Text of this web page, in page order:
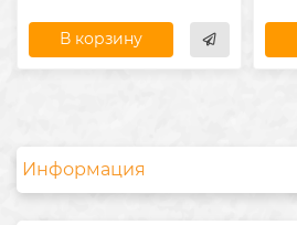
В корзину
Информация